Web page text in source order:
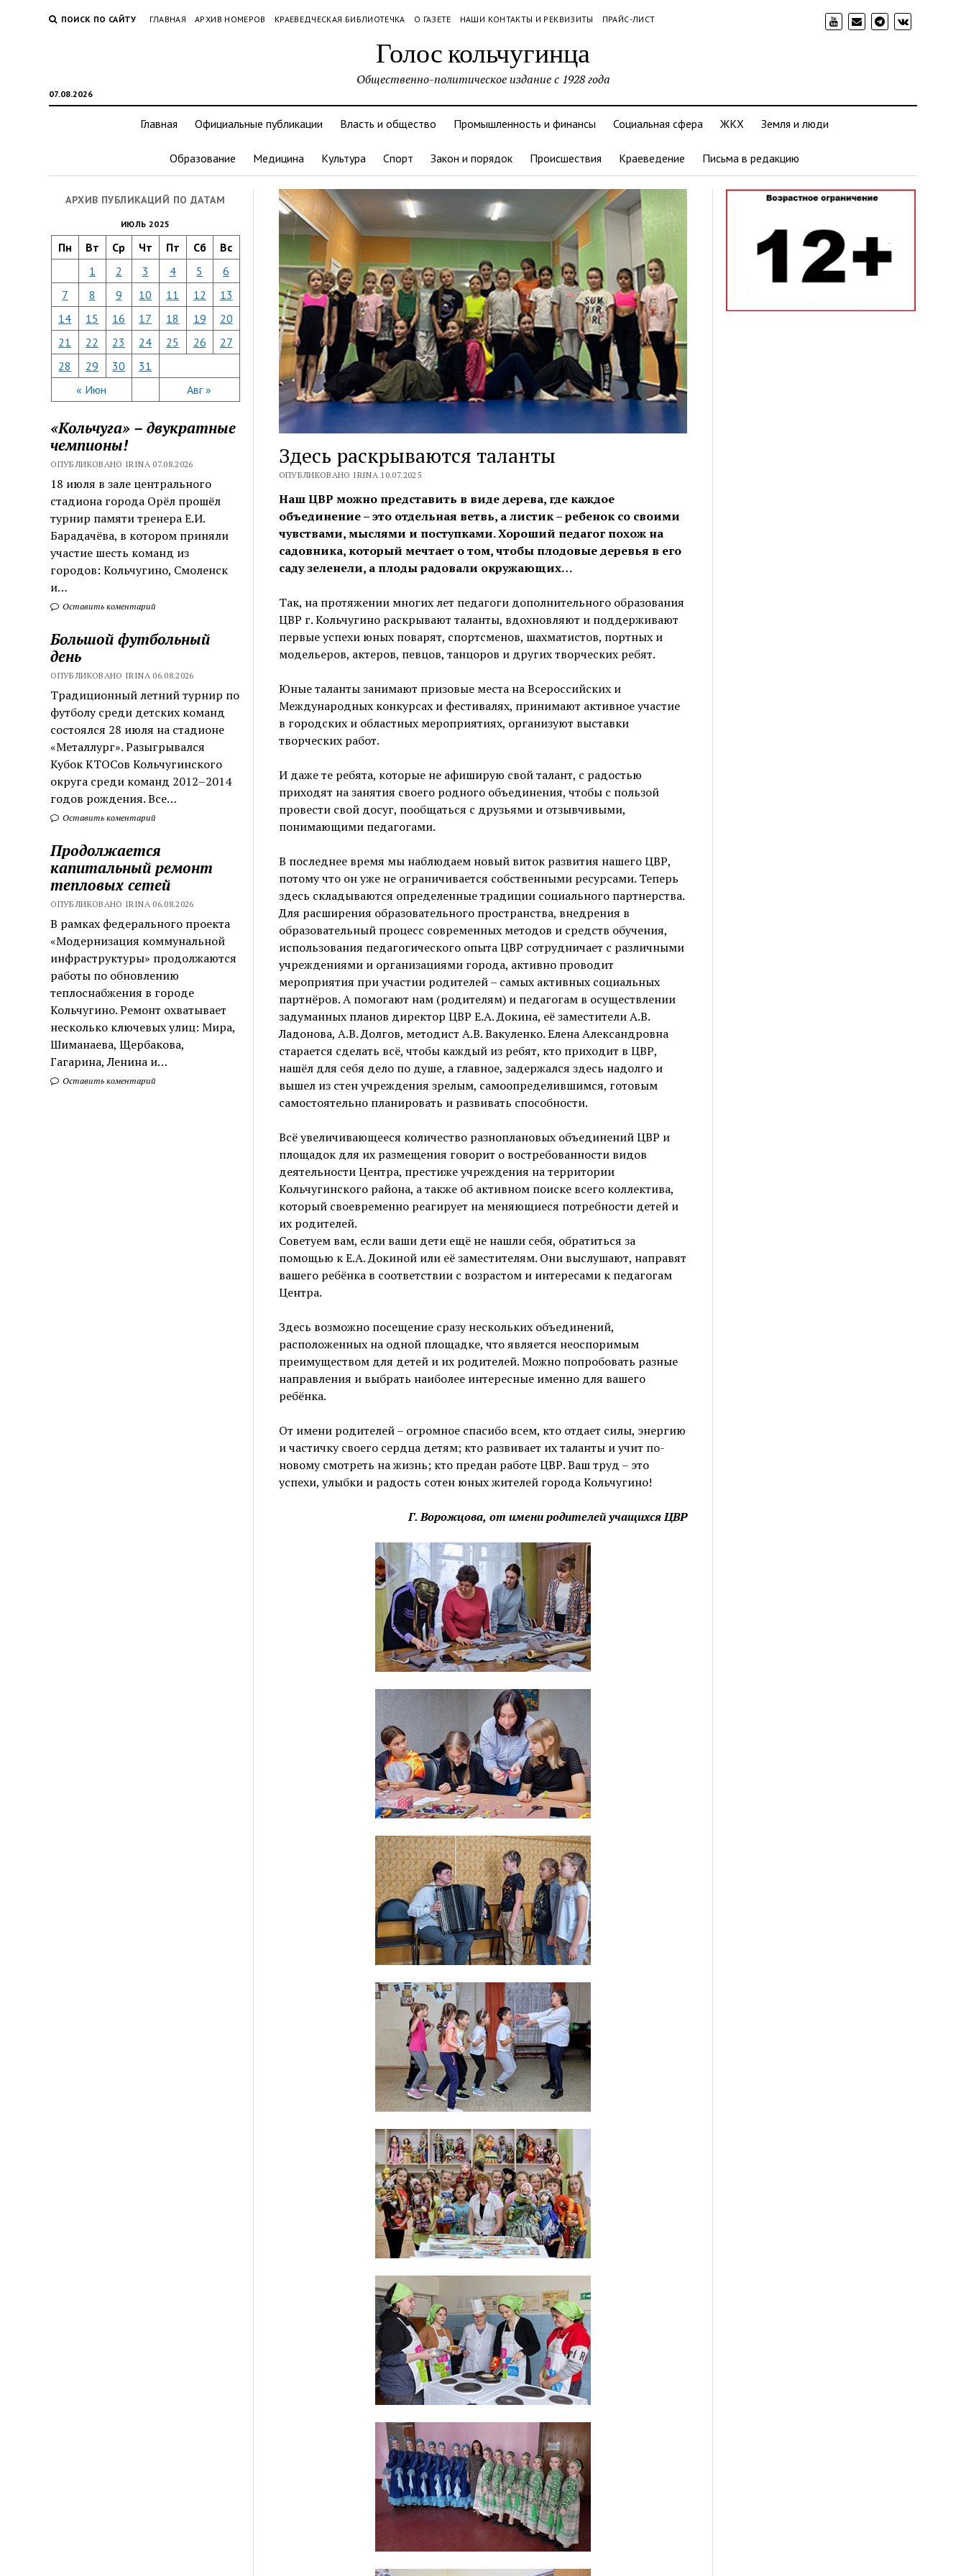
ПОИСК ПО САЙТУ ГЛАВНАЯ АРХИВ НОМЕРОВ КРАЕВЕДЧЕСКАЯ БИБЛИОТЕЧКА О ГАЗЕТЕ НАШИ КОНТАКТЫ И РЕКВИЗИТЫ ПРАЙС-ЛИСТ
Голос кольчугинца
07.08.2026
Общественно-политическое издание с 1928 года
Главная Официальные публикации Власть и общество Промышленность и финансы Социальная сфера ЖКХ Земля и люди
Образование Медицина Культура Спорт Закон и порядок Происшествия Краеведение Письма в редакцию
АРХИВ ПУБЛИКАЦИЙ ПО ДАТАМ
ИЮЛЬ 2025
Пн Вт Ср Чт Пт Сб Вс
« Июн Авг »
1 2 3 4 5
6
7
8 9 10 11 12
13
14
15 16 17 18 19
20
21
22 23 24 25 26
27
28
29 30 31
«Кольчуга» – двукратные
чемпионы!
ОПУБЛИКОВАНО IRINA 07.08.2026
18 июля в зале центрального
стадиона города Орёл прошёл
турнир памяти тренера Е.И.
Барадачёва, в котором приняли
участие шесть команд из
городов: Кольчугино, Смоленск
и…
Оставить коментарий
Большой футбольный
день
ОПУБЛИКОВАНО IRINA 06.08.2026
Традиционный летний турнир по
футболу среди детских команд
состоялся 28 июля на стадионе
«Металлург». Разыгрывался
Кубок КТОСов Кольчугинского
округа среди команд 2012–2014
годов рождения. Все…
Оставить коментарий
Продолжается
капитальный ремонт
тепловых сетей
ОПУБЛИКОВАНО IRINA 06.08.2026
В рамках федерального проекта
«Модернизация коммунальной
инфраструктуры» продолжаются
работы по обновлению
теплоснабжения в городе
Кольчугино. Ремонт охватывает
несколько ключевых улиц: Мира,
Шиманаева, Щербакова,
Гагарина, Ленина и…
Оставить коментарий
Здесь раскрываются таланты
ОПУБЛИКОВАНО IRINA 10.07.2025
Наш ЦВР можно представить в виде дерева, где каждое
объединение – это отдельная ветвь, а листик – ребенок со своими
чувствами, мыслями и поступками. Хороший педагог похож на
садовника, который мечтает о том, чтобы плодовые деревья в его
саду зеленели, а плоды радовали окружающих…
Так, на протяжении многих лет педагоги дополнительного образования
ЦВР г. Кольчугино раскрывают таланты, вдохновляют и поддерживают
первые успехи юных поварят, спортсменов, шахматистов, портных и
модельеров, актеров, певцов, танцоров и других творческих ребят.
Юные таланты занимают призовые места на Всероссийских и
Международных конкурсах и фестивалях, принимают активное участие
в городских и областных мероприятиях, организуют выставки
творческих работ.
И даже те ребята, которые не афиширую свой талант, с радостью
приходят на занятия своего родного объединения, чтобы с пользой
провести свой досуг, пообщаться с друзьями и отзывчивыми,
понимающими педагогами.
В последнее время мы наблюдаем новый виток развития нашего ЦВР,
потому что он уже не ограничивается собственными ресурсами. Теперь
здесь складываются определенные традиции социального партнерства.
Для расширения образовательного пространства, внедрения в
образовательный процесс современных методов и средств обучения,
использования педагогического опыта ЦВР сотрудничает с различными
учреждениями и организациями города, активно проводит
мероприятия при участии родителей – самых активных социальных
партнёров. А помогают нам (родителям) и педагогам в осуществлении
задуманных планов директор ЦВР Е.А. Докина, её заместители А.В.
Ладонова, А.В. Долгов, методист А.В. Вакуленко. Елена Александровна
старается сделать всё, чтобы каждый из ребят, кто приходит в ЦВР,
нашёл для себя дело по душе, а главное, задержался здесь надолго и
вышел из стен учреждения зрелым, самоопределившимся, готовым
самостоятельно планировать и развивать способности.
Всё увеличивающееся количество разноплановых объединений ЦВР и
площадок для их размещения говорит о востребованности видов
деятельности Центра, престиже учреждения на территории
Кольчугинского района, а также об активном поиске всего коллектива,
который своевременно реагирует на меняющиеся потребности детей и
их родителей.
Советуем вам, если ваши дети ещё не нашли себя, обратиться за
помощью к Е.А. Докиной или её заместителям. Они выслушают, направят
вашего ребёнка в соответствии с возрастом и интересами к педагогам
Центра.
Здесь возможно посещение сразу нескольких объединений,
расположенных на одной площадке, что является неоспоримым
преимуществом для детей и их родителей. Можно попробовать разные
направления и выбрать наиболее интересные именно для вашего
ребёнка.
От имени родителей – огромное спасибо всем, кто отдает силы, энергию
и частичку своего сердца детям; кто развивает их таланты и учит по-
новому смотреть на жизнь; кто предан работе ЦВР. Ваш труд – это
успехи, улыбки и радость сотен юных жителей города Кольчугино!
Г. Ворожцова, от имени родителей учащихся ЦВР